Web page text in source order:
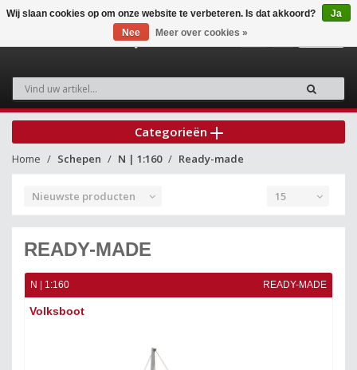
Categorieën
Home Schepen N | 1:160 Ready-made
Nieuwste producten 15
READY-MADE
N | 1:160 READY-MADE
Volksboot
Wij slaan cookies op om onze website te verbeteren. Is dat akkoord?
Ja
Nee
Meer over cookies »